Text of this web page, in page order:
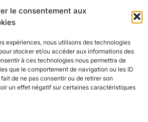
le consentement aux
expériences, nous utilisons des technologies
stocker et/ou accéder aux informations des
à ces technologies nous permettra de
que le comportement de navigation ou les ID
de ne pas consentir ou de retirer son
un effet négatif sur certaines caractéristiques
et activités en Dordogne